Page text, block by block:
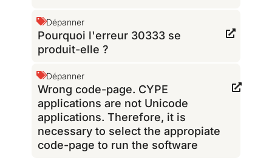
Dépanner
Pourquoi l'erreur 30333 se
produit-elle ?
Dépanner
Wrong code-page. CYPE
applications are not Unicode
applications. Therefore, it is
necessary to select the appropiate
code-page to run the software